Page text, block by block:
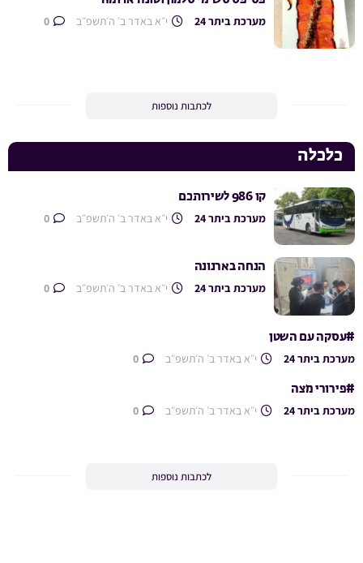
מערכת ביתר 24 י״א באדר ב׳ ה׳תשפ״ב
לכתבות נוספות
כלכלה
קו 986 לשירותכם
מערכת ביתר 24 י״א באדר ב׳ ה׳תשפ״ב
הנחה בארנונה
מערכת ביתר 24 י״א באדר ב׳ ה׳תשפ״ב
#עסקה עם השטן
מערכת ביתר 24 י״א באדר ב׳ ה׳תשפ״ב
#פירורי מצה
מערכת ביתר 24 י״א באדר ב׳ ה׳תשפ״ב
לכתבות נוספות